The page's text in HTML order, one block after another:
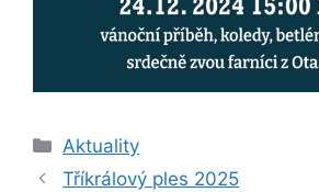
Rubriky
Aktuality
Tříkrálový ples 2025